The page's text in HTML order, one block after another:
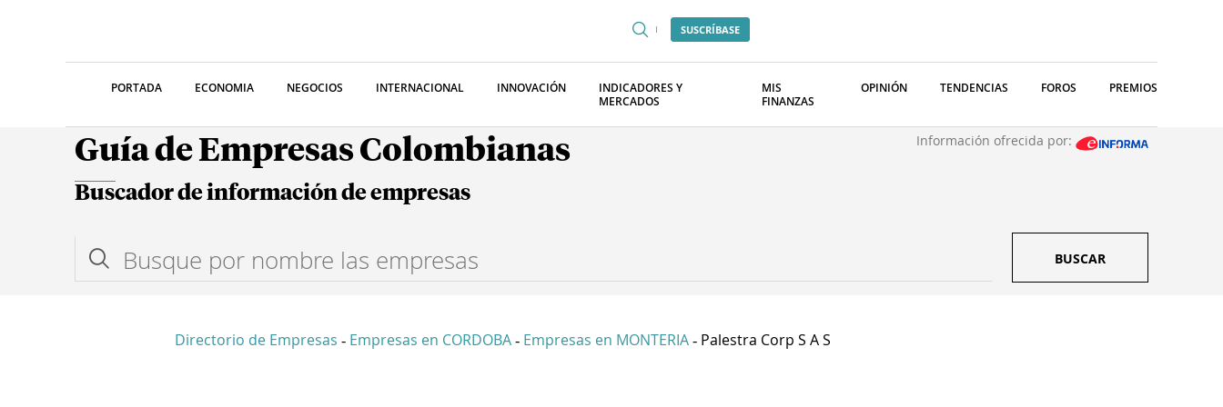
SUSCRÍBASE
PORTADA ECONOMIA NEGOCIOS INTERNACIONAL INNOVACIÓN
INDICADORES Y
MERCADOS
MIS
FINANZAS
OPINIÓN TENDENCIAS FOROS PREMIOS
Guía de Empresas Colombianas Información ofrecida por:
Buscador de información de empresas
BUSCAR
Directorio de Empresas - Empresas en CORDOBA - Empresas en MONTERIA - Palestra Corp S A S